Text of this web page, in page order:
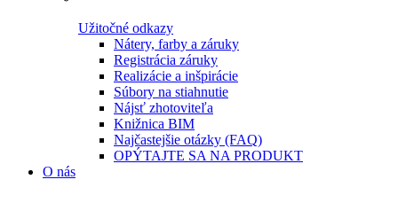
Užitočné odkazy
Nátery, farby a záruky
Registrácia záruky
Realizácie a inšpirácie
Súbory na stiahnutie
Nájsť zhotoviteľa
Knižnica BIM
Najčastejšie otázky (FAQ)
OPÝTAJTE SA NA PRODUKT
O nás